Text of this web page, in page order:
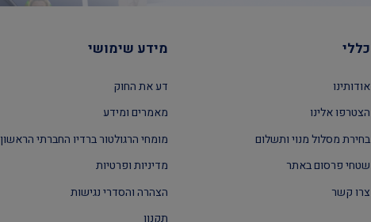
כללי
אודותינו
הצטרפו אלינו
בחירת מסלול מנוי ותשלום
שטחי פרסום באתר
צרו קשר
מידע שימושי
דע את החוק
מאמרים ומידע
מומחי הרגולטור ברדיו החברתי הראשון
מדיניות ופרטיות
הצהרה והסדרי נגישות